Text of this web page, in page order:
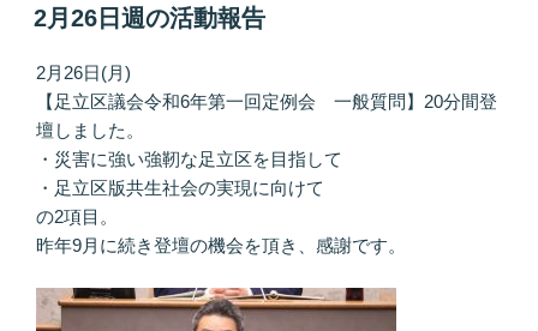
稿
日:
2月26日週の活動報告
2月26日(月)
【足立区議会令和6年第一回定例会 一般質問】20分間登
壇しました。
・災害に強い強靭な足立区を目指して
・足立区版共生社会の実現に向けて
の2項目。
昨年9月に続き登壇の機会を頂き、感謝です。